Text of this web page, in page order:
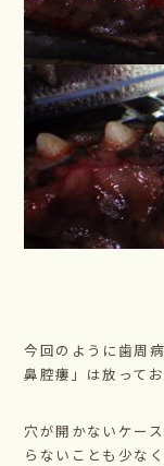
今回のように歯周
鼻腔瘻」は放って
穴が開かないケー
らないことも少な